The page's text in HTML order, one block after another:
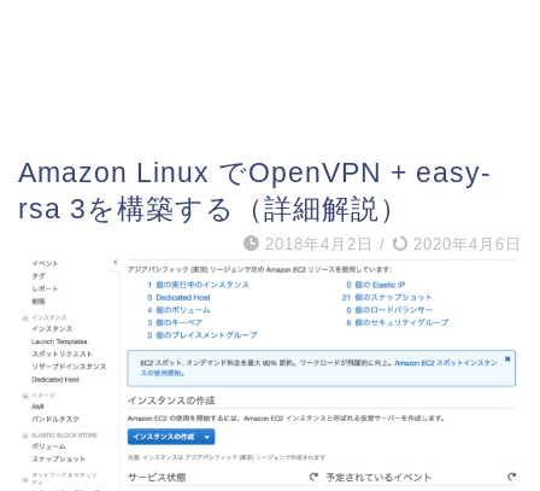
Amazon Linux でOpenVPN + easy-
rsa 3を構築する（詳細解説）
2018年4月2日 / 2020年4月6日